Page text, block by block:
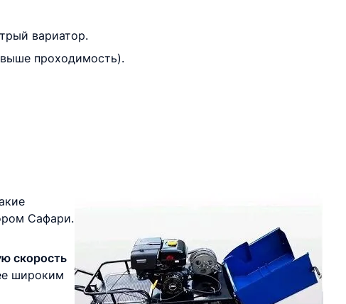
вариатор.
выше проходимость).
Сафари.
скорость
широким